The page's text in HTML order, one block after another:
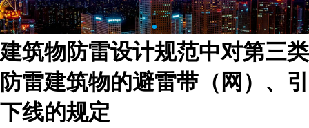
建筑物防雷设计规范中对第三类
防雷建筑物的避雷带（网）、引
下线的规定